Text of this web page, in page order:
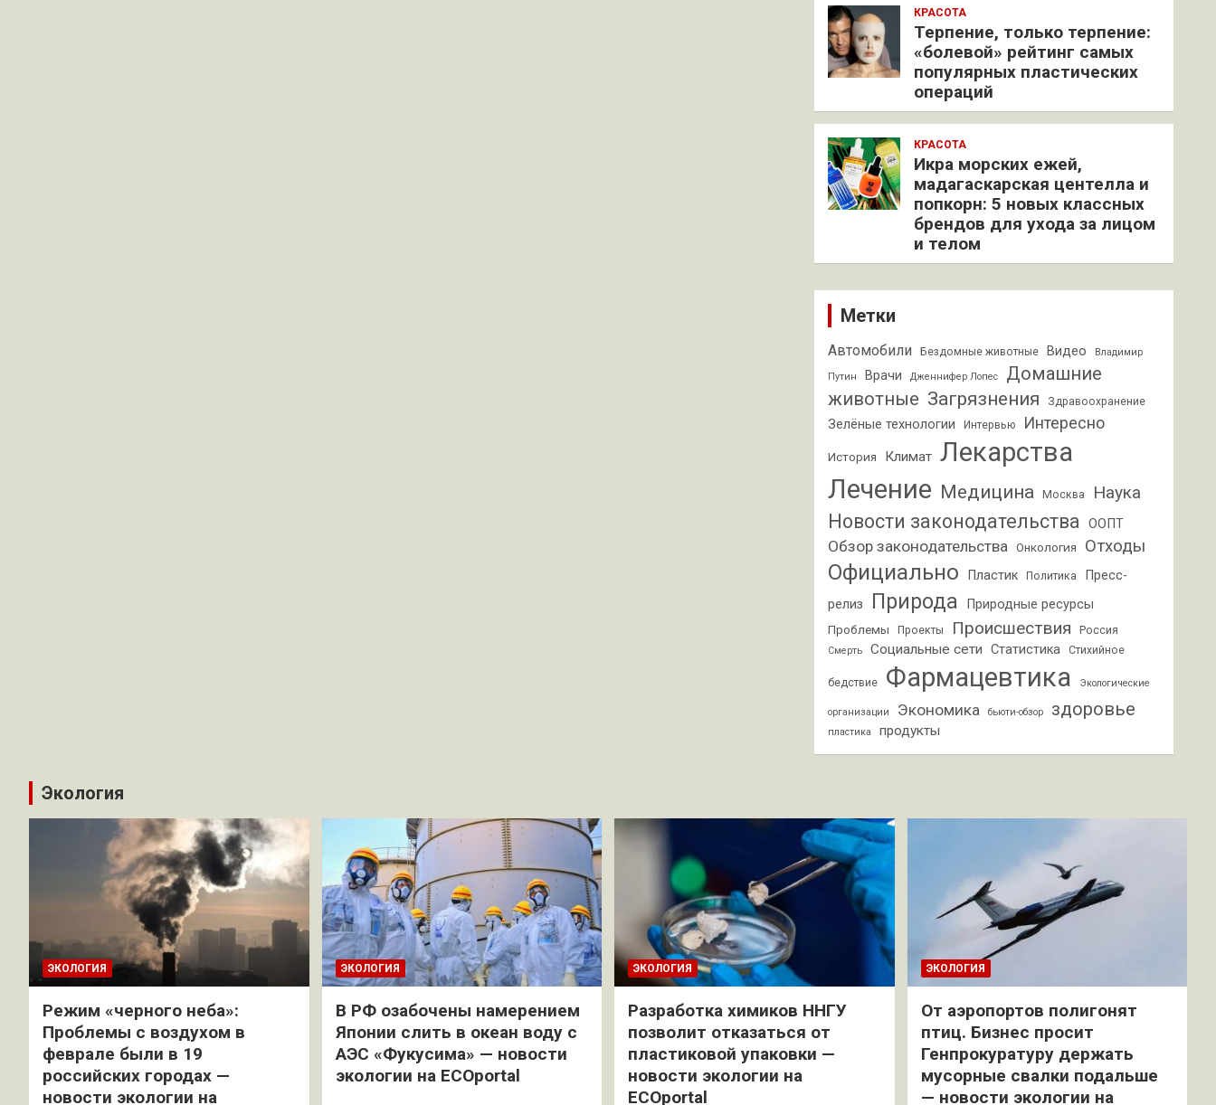
КРАСОТА
Терпение, только терпение:
«болевой» рейтинг самых
популярных пластических
операций
КРАСОТА
Икра морских ежей,
мадагаскарская центелла и
попкорн: 5 новых классных
брендов для ухода за лицом
и телом
Метки
Автомобили Бездомные животные Видео Владимир
Путин Врачи Дженнифер Лопес
Домашние
животные Загрязнения Здравоохранение
Зелёные технологии Интервью Интересно
История Климат Лекарства
Лечение Медицина Москва Наука
Новости законодательства ООПТ
Обзор законодательства Онкология Отходы
Официально Пластик Политика
Пресс-
релиз
Природа Природные ресурсы
Проблемы Проекты Происшествия Россия
Смерть Социальные сети Статистика Стихийное
бедствие Фармацевтика Экологические
организации Экономика бьюти-обзор здоровье
пластика продукты
Экология
ЭКОЛОГИЯ
Режим «черного неба»:
Проблемы с воздухом в
феврале были в 19
российских городах —
новости экологии на
ЭКОЛОГИЯ
В РФ озабочены намерением
Японии слить в океан воду с
АЭС «Фукусима» — новости
экологии на ECOportal
ЭКОЛОГИЯ
Разработка химиков ННГУ
позволит отказаться от
пластиковой упаковки —
новости экологии на
ECOportal
ЭКОЛОГИЯ
От аэропортов полигонят
птиц. Бизнес просит
Генпрокуратуру держать
мусорные свалки подальше
— новости экологии на